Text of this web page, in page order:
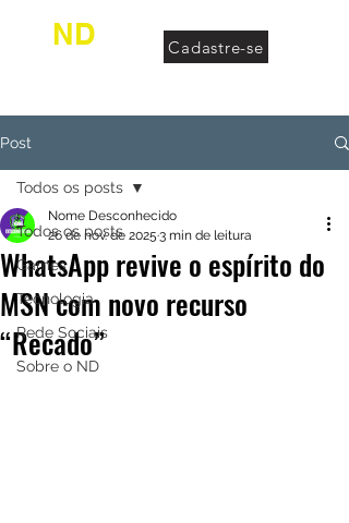
ND Cadastre-se
Post
Todos os posts
Games
Tecnologia
Rede Sociais
Sobre o ND
Todos os posts
WhatsApp revive o espírito do
MSN com novo recurso
“Recado”
Nome Desconhecido
26 de nov. de 2025 3 min de leitura